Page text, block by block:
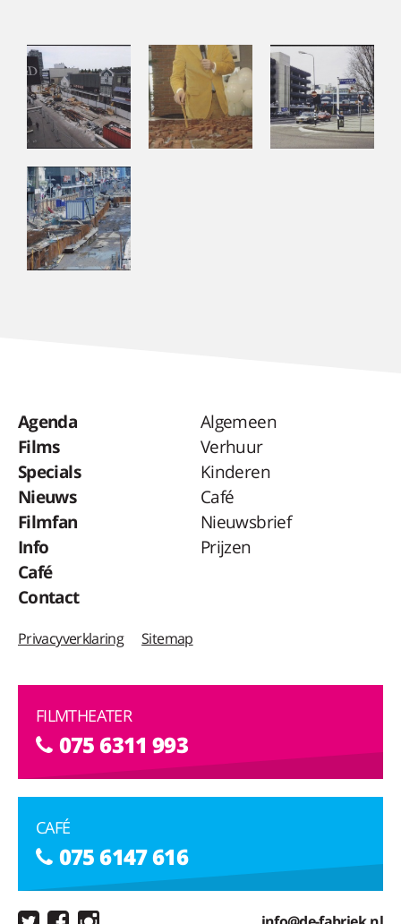
Agenda
Films
Specials
Nieuws
Filmfan
Info
Café
Contact
Algemeen
Verhuur
Kinderen
Café
Nieuwsbrief
Prijzen
Privacyverklaring Sitemap
FILMTHEATER
075 6311 993
CAFÉ
075 6147 616